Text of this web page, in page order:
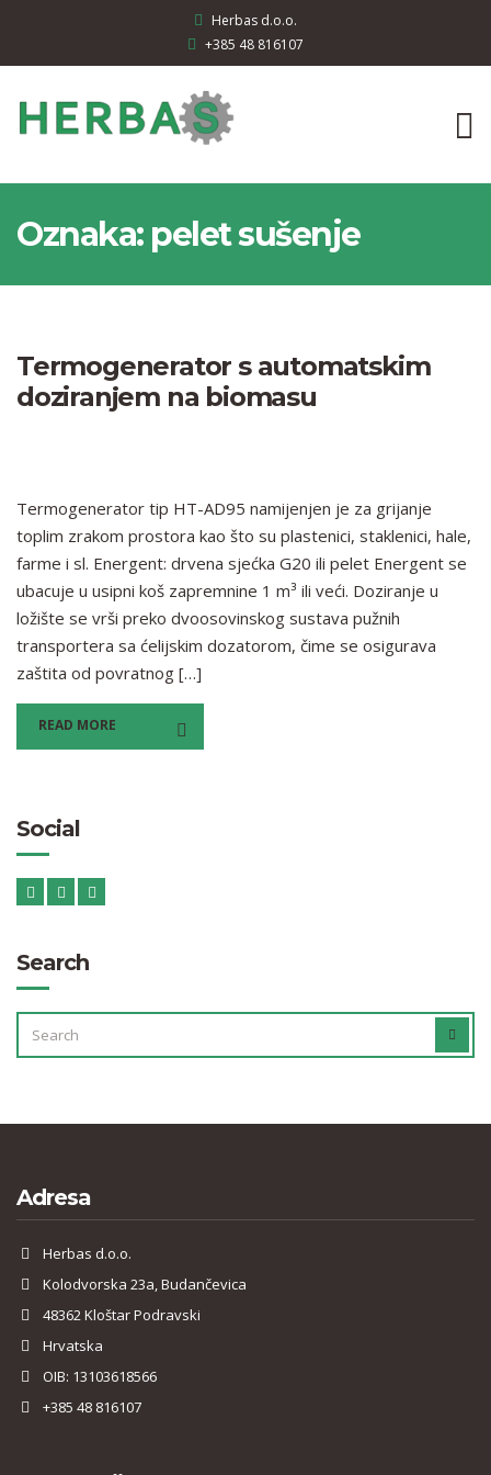
Herbas d.o.o.
+385 48 816107
Oznaka: pelet sušenje
Termogenerator s automatskim
doziranjem na biomasu
Termogenerator tip HT-AD95 namijenjen je za grijanje
toplim zrakom prostora kao što su plastenici, staklenici, hale,
farme i sl. Energent: drvena sjećka G20 ili pelet Energent se
ubacuje u usipni koš zapremnine 1 m³ ili veći. Doziranje u
ložište se vrši preko dvoosovinskog sustava pužnih
transportera sa ćelijskim dozatorom, čime se osigurava
zaštita od povratnog […]
READ MORE
Social
Search
SEARCH
FOR:
Adresa
Herbas d.o.o.
Kolodvorska 23a, Budančevica
48362 Kloštar Podravski
Hrvatska
OIB: 13103618566
+385 48 816107